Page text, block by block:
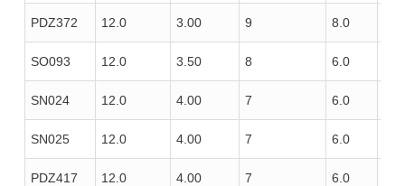
PDZ372 12.0 3.00 9 8.0
SO093 12.0 3.50 8 6.0
SN024 12.0 4.00 7 6.0
SN025 12.0 4.00 7 6.0
PDZ417 12.0 4.00 7 6.0